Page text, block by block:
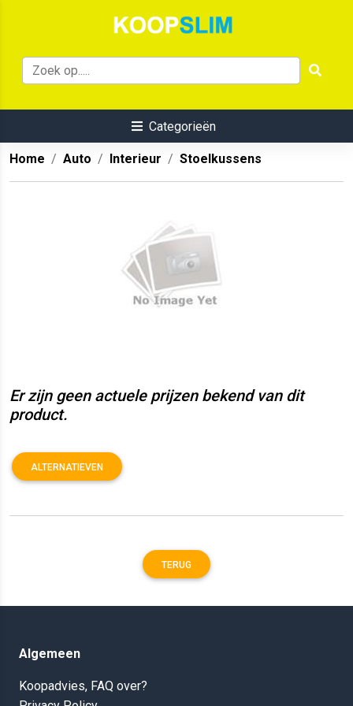
Categorieën
Home Auto Interieur Stoelkussens
Er zijn geen actuele prijzen bekend van dit
product.
ALTERNATIEVEN
TERUG
Algemeen
Koopadvies, FAQ over?